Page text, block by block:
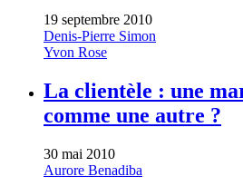
19 septembre 2010
Denis-Pierre Simon
Yvon Rose
La clientèle : une
comme une autre ?
30 mai 2010
Aurore Benadiba